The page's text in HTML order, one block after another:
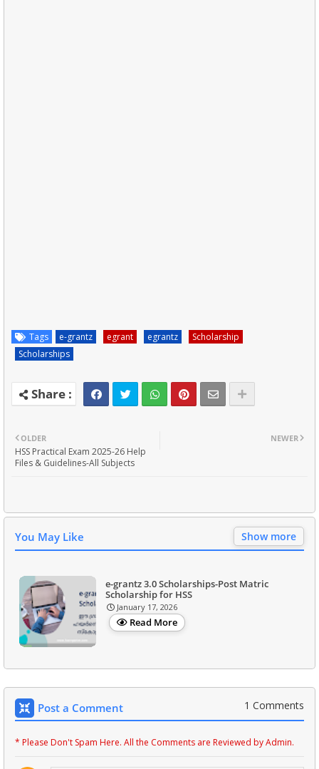
Tags e-grantz egrant egrantz
Scholarship
Scholarships
NEWER
OLDER
HSS Practical Exam 2025-26 Help
Files & Guidelines-All Subjects
You May Like Show more
e-grantz 3.0 Scholarships-Post Matric
Scholarship for HSS
January 17, 2026
Read More
Post a Comment 1 Comments
* Please Don't Spam Here. All the Comments are Reviewed by Admin.